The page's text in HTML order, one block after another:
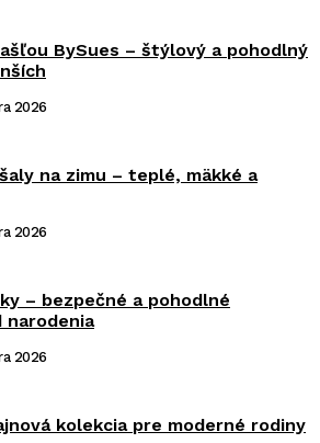
BySues – štýlový a pohodlný
2026
na zimu – teplé, mäkké a
2026
– bezpečné a pohodlné
narodenia
2026
kolekcia pre moderné rodiny